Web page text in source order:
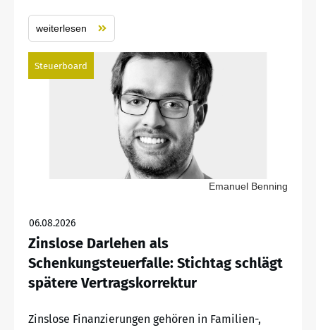
weiterlesen
Steuerboard
Emanuel Benning
06.08.2026
Zinslose Darlehen als
Schenkungsteuerfalle: Stichtag schlägt
spätere Vertragskorrektur
Zinslose Finanzierungen gehören in Familien-,